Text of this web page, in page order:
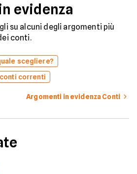
evidenza
su alcuni degli argomenti più
conti.
scegliere?
correnti
Argomenti in evidenza Conti